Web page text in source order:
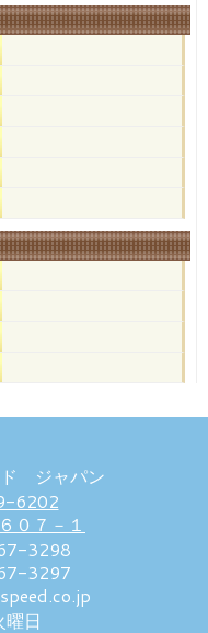
ド ジャパン
6202
０７－１
3298
3297
日